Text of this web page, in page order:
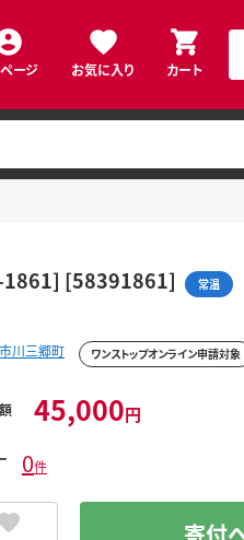
ージ お気に入り カート
1861] [58391861] 常温
川三郷町 ワンストップオンライン申請対象
45,000円
0件